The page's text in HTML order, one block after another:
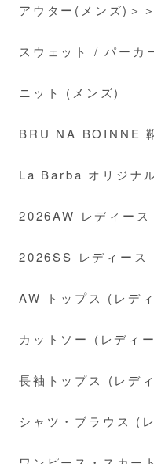
アウター(メンズ)＞
スウェット / パーカ
ニット (メンズ)
BRU NA BOINNE
La Barba オリジナ
2026AW レディース
2026SS レディース
AW トップス (レデ
カットソー (レディ
長袖トップス (レデ
シャツ・ブラウス (